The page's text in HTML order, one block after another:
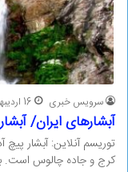
سرویس خبری 16 اردیبهشت 1404
آبشارهای ایران/
توریسم آنلاین: آبشار
کرج و جاده چالوس است.